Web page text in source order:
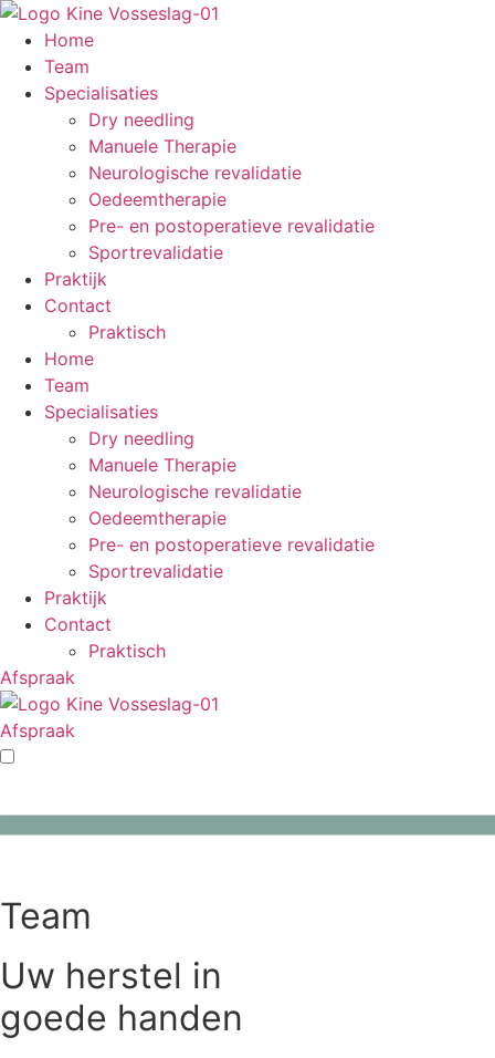
Skip
content
Home
Team
Specialisaties
Dry needling
Manuele Therapie
Neurologische revalidatie
Oedeemtherapie
Pre- en postoperatieve revalidatie
Sportrevalidatie
Praktijk
Contact
Praktisch
Home
Team
Specialisaties
Dry needling
Manuele Therapie
Neurologische revalidatie
Oedeemtherapie
Pre- en postoperatieve revalidatie
Sportrevalidatie
Praktijk
Contact
Praktisch
Afspraak
Afspraak
Team
Uw herstel in
goede handen